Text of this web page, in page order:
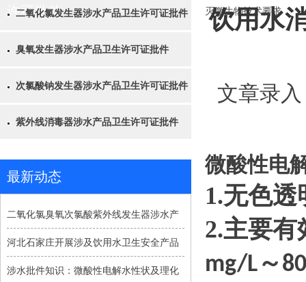
许可批件
二氧化氯发生器涉水产品卫生许可证批件
臭氧发生器涉水产品卫生许可证批件
次氯酸钠发生器涉水产品卫生许可证批件
紫外线消毒器涉水产品卫生许可证批件
最新动态
二氧化氯臭氧次氯酸紫外线发生器涉水产
河北石家庄开展涉及饮用水卫生安全产品
涉水批件知识：微酸性电解水性状及理化
灭微生物技术要求
饮用水
文章录
微酸性电
1.无色透
2.主要有
mg/L～